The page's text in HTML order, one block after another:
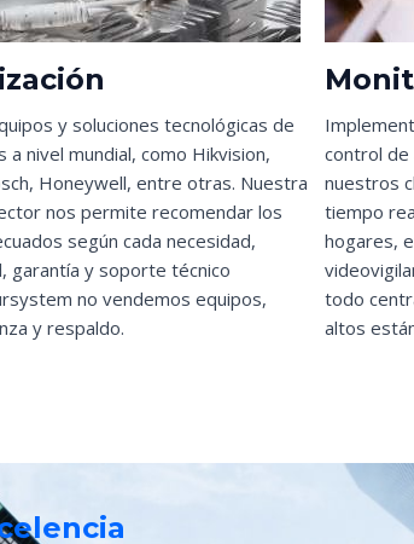
y soluciones tecnológicas de
a nivel mundial, como Hikvision,
Honeywell, entre otras. Nuestra
nos permite recomendar los
según cada necesidad,
garantía y soporte técnico
no vendemos equipos,
y respaldo.
control de
nuestros
tiempo
hogares,
todo
altos